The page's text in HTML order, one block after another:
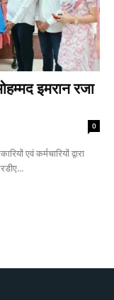
इमरान रजा
0
एवं कर्मचारियों द्वारा